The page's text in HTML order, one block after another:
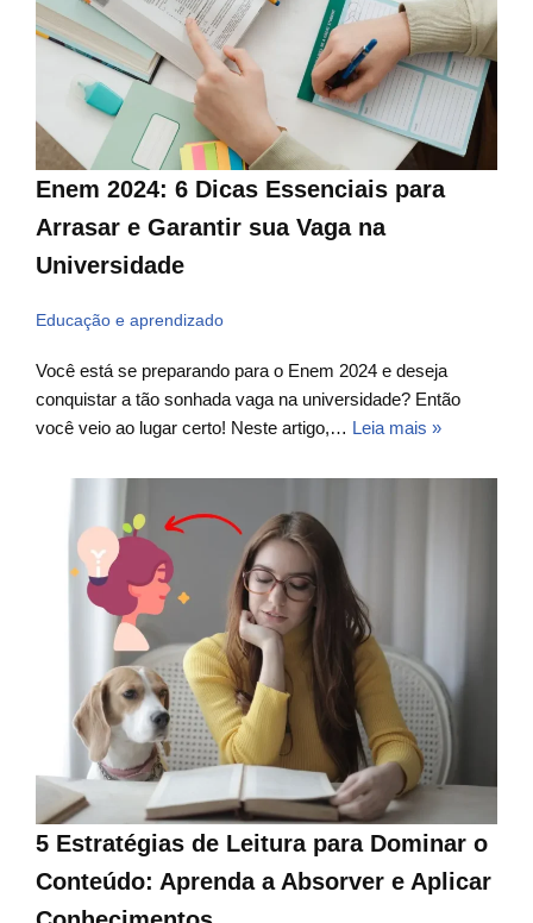
Enem 2024: 6 Dicas Essenciais para
Arrasar e Garantir sua Vaga na
Universidade
Educação e aprendizado
Você está se preparando para o Enem 2024 e deseja
conquistar a tão sonhada vaga na universidade? Então
você veio ao lugar certo! Neste artigo,… Leia mais »
5 Estratégias de Leitura para Dominar o
Conteúdo: Aprenda a Absorver e Aplicar